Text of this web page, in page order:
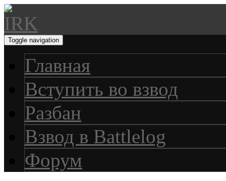
Toggle navigation
Главная
Вступить во взвод
Разбан
Взвод в Battlelog
Форум